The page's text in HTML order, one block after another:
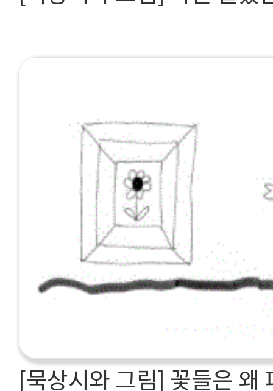
[묵상시와 그림] 꽃들은 왜